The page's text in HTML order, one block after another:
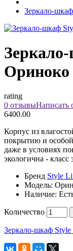
Зеркало-
Ориноко
rating
0 отзывыНаписать
6400.00
Корпус из
покрытию и особой
даже в условиях
экологична -
Бренд Style
Модель:
Наличие:
Количество
Зеркало-шкаф